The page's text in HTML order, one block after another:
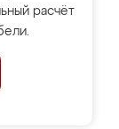
расчёт